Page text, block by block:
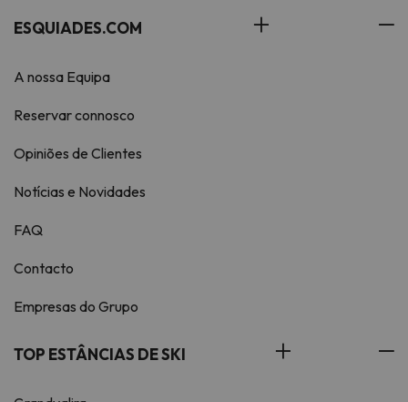
ESQUIADES.COM
A nossa Equipa
Reservar connosco
Opiniões de Clientes
Notícias e Novidades
FAQ
Contacto
Empresas do Grupo
TOP ESTÂNCIAS DE SKI